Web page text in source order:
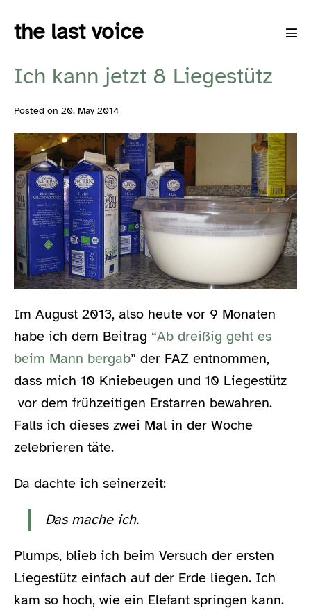
the last voice
Ich kann jetzt 8 Liegestütz
Posted on 20. May 2014
Im August 2013, also heute vor 9 Monaten
habe ich dem Beitrag “Ab dreißig geht es
beim Mann bergab” der FAZ entnommen,
dass mich 10 Kniebeugen und 10 Liegestütz
vor dem frühzeitigen Erstarren bewahren.
Falls ich dieses zwei Mal in der Woche
zelebrieren täte.
Da dachte ich seinerzeit:
Das mache ich.
Plumps, blieb ich beim Versuch der ersten
Liegestütz einfach auf der Erde liegen. Ich
kam so hoch, wie ein Elefant springen kann.